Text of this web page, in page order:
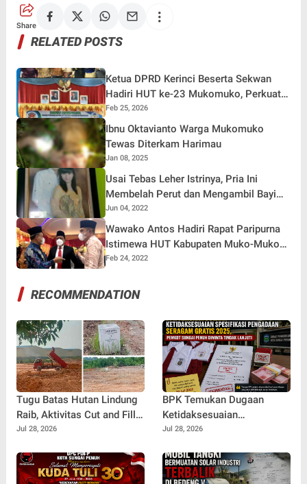
Share
RELATED POSTS
Ketua DPRD Kerinci Beserta Sekwan
Hadiri HUT ke-23 Mukomuko, Perkuat
Sinergi Antar Daerah
Feb 25, 2026
Ibnu Oktavianto Warga Mukomuko
Tewas Diterkam Harimau
Jan 08, 2025
Usai Tebas Leher Istrinya, Pria Ini
Membelah Perut dan Mengambil Bayi
yang Ada di Dalam Kandungan
Jun 04, 2022
Wawako Antos Hadiri Rapat Paripurna
Istimewa HUT Kabupaten Muko-Muko
Ke-19
Feb 24, 2022
RECOMMENDATION
Tugu Batas Hutan Lindung
Raib, Aktivitas Cut and Fill
di Sei Pelunggut Diduga
Lengkap
Jul 28, 2026
BPK Temukan Dugaan
Ketidaksesuaian
Spesifikasi Pengadaan
Pemkot Sungai Penuh
Diminta Tindak Lanjuti
Jul 28, 2026